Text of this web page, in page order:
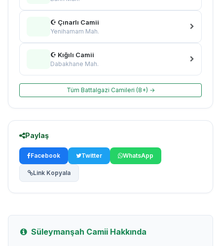
☪ Çınarlı Camii
Yenihamam Mah.
☪ Kığılı Camii
Dabakhane Mah.
Tüm Battalgazi Camileri (8+) →
Paylaş
Facebook Twitter WhatsApp
Link Kopyala
Süleymanşah Camii Hakkında